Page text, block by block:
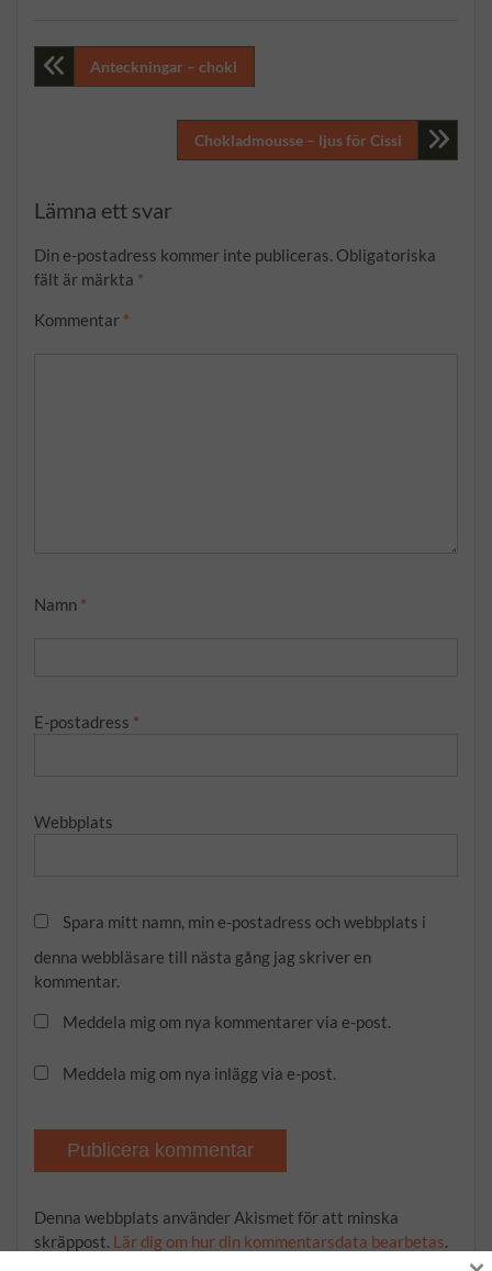
Inläggsnavigering
Anteckningar – chokl
Chokladmousse – ljus för Cissi
Lämna ett svar
Din e-postadress kommer inte publiceras. Obligatoriska
fält är märkta *
Kommentar *
Namn *
E-postadress *
Webbplats
Spara mitt namn, min e-postadress och webbplats i
denna webbläsare till nästa gång jag skriver en
kommentar.
Meddela mig om nya kommentarer via e-post.
Meddela mig om nya inlägg via e-post.
Denna webbplats använder Akismet för att minska
skräppost. Lär dig om hur din kommentarsdata bearbetas